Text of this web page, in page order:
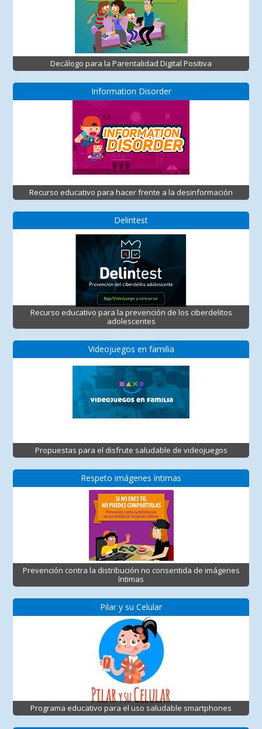
Decálogo para la Parentalidad Digital Positiva
Information Disorder
Recurso educativo para hacer frente a la desinformación
Delintest
Recurso educativo para la prevención de los ciberdelitos
adolescentes
Videojuegos en familia
Propuestas para el disfrute saludable de videojuegos
Respeto imágenes íntimas
Prevención contra la distribución no consentida de imágenes
íntimas
Pilar y su Celular
Programa educativo para el uso saludable smartphones